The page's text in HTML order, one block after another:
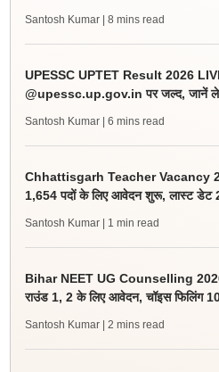
Santosh Kumar | 8 mins read
UPESSC UPTET Result 2026
@upessc.up.gov.in पर जल्द, जानें
Santosh Kumar | 6 mins read
Chhattisgarh Teacher Vacancy
1,654 पदों के लिए आवेदन शुरू, लास्ट डेट
Santosh Kumar | 1 min read
Bihar NEET UG Counselling 2026:
राउंड 1, 2 के लिए आवेदन, चॉइस फिलिंग
Santosh Kumar | 2 mins read